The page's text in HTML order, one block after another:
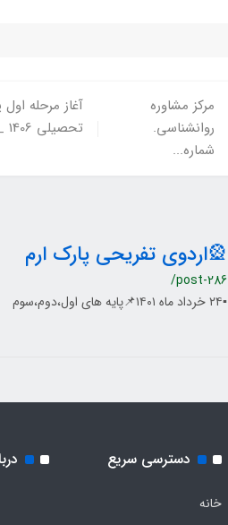
مرکز مشاوره
روانشناسی.
شماره...
آغاز مرحله
تحصیلی 1406 _ 140...
🎡اردوی تفریحی پارک ارم
/post-286
▪️۲۴ خرداد ماه ۱۴۰۱📌پایه های اول،دوم،سوم
دسترسی سریع
خانه